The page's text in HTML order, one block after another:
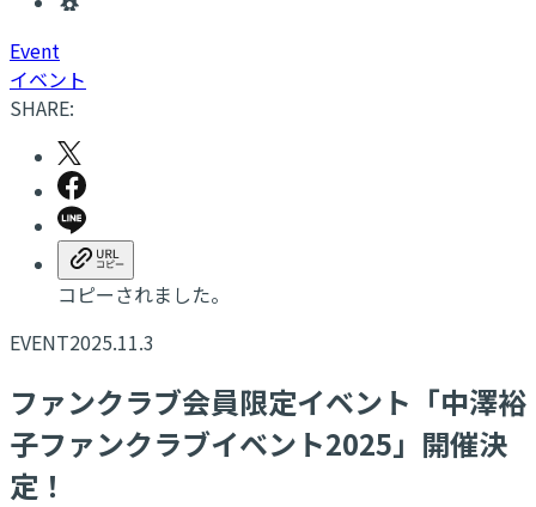
Event
イベント
SHARE:
コピーされました。
EVENT2025.11.3
ファンクラブ会員限定イベント「中澤裕
子ファンクラブイベント2025」開催決
定！